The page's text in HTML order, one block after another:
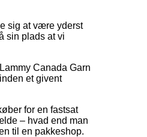
sig at være yderst
sin plads at vi
Canada Garn
et givent
for en fastsat
– hvad end man
til en pakkeshop.